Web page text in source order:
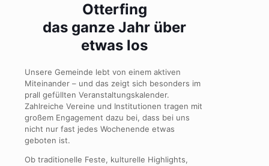
Otterfing
das ganze Jahr über
etwas los
Unsere Gemeinde lebt von einem aktiven
Miteinander – und das zeigt sich besonders im
prall gefüllten Veranstaltungskalender.
Zahlreiche Vereine und Institutionen tragen mit
großem Engagement dazu bei, dass bei uns
nicht nur fast jedes Wochenende etwas
geboten ist.
Ob traditionelle Feste, kulturelle Highlights,